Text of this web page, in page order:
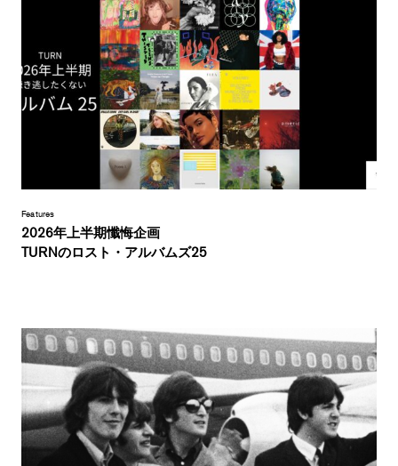
Features
2026年上半期懺悔企画
TURNのロスト・アルバムズ25